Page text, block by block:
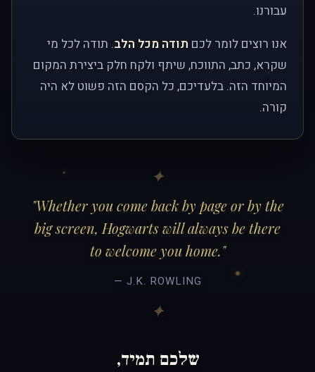
עבורנו.
אנו רוצים לומר לכם תודה מכל הלב. תודה לכל מי
שקרא, כתב, התווכח, שיתף ולקח חלק ביצירת המקום
המיוחד הזה. בלעדיכם, כל הקסם הזה פשוט לא היה
קורה.
"Whether you come back by page or by the
big screen, Hogwarts will always be there
to welcome you home."
— J.K. ROWLING
שלכם תמיד,